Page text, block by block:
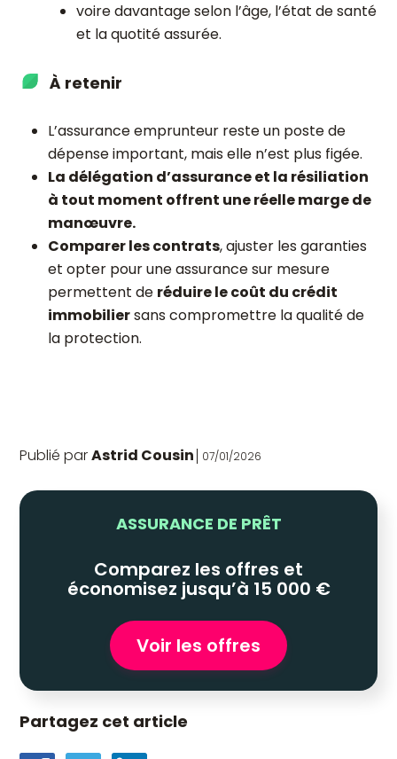
voire davantage selon l’âge, l’état de santé
et la quotité assurée.
À retenir
L’assurance emprunteur reste un poste de
dépense important, mais elle n’est plus figée.
La délégation d’assurance et la résiliation
à tout moment offrent une réelle marge de
manœuvre.
Comparer les contrats, ajuster les garanties
et opter pour une assurance sur mesure
permettent de réduire le coût du crédit
immobiliersans compromettre la qualité de
la protection.
Publié parAstrid Cousin 07/01/2026
ASSURANCE DE PRÊT
Comparez les offres et
économisez jusqu’à 15 000 €
Voir les offres
Partagez cet article